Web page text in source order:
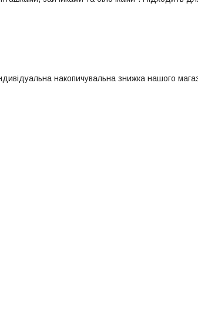
накопичувальна знижка нашого